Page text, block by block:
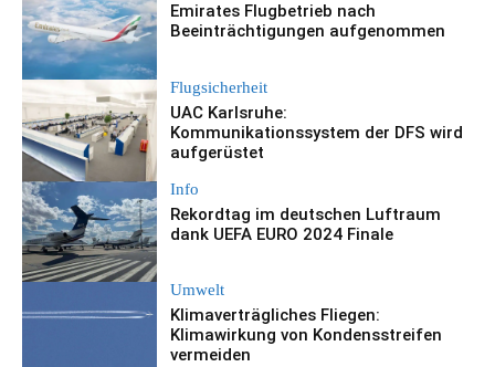
Emirates Flugbetrieb nach
Beeinträchtigungen aufgenommen
Flugsicherheit
UAC Karlsruhe:
Kommunikationssystem der DFS wird
aufgerüstet
Info
Rekordtag im deutschen Luftraum
dank UEFA EURO 2024 Finale
Umwelt
Klimaverträgliches Fliegen:
Klimawirkung von Kondensstreifen
vermeiden